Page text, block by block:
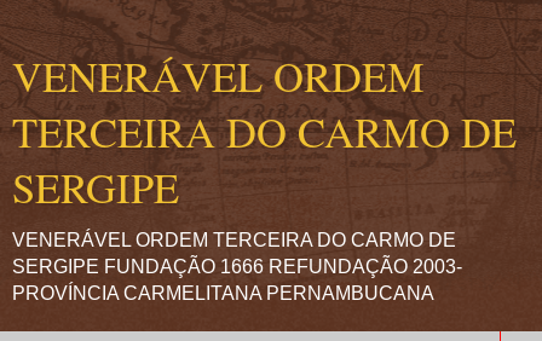
VENERÁVEL ORDEM
TERCEIRA DO CARMO DE
SERGIPE
VENERÁVEL ORDEM TERCEIRA DO CARMO DE
SERGIPE FUNDAÇÃO 1666 REFUNDAÇÃO 2003-
PROVÍNCIA CARMELITANA PERNAMBUCANA